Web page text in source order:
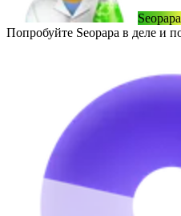
Seopapa
Попробуйте Seopapa в деле и